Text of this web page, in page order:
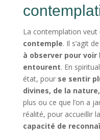
La contemplation veut
contemple. Il s’agit de
à observer pour
entourent. En
état, pour se sentir
divines, de la
plus ou ce que l’on a
réalité, pour accueillir
capacité de